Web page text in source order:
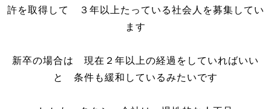
許を取得して ３年以上たっている社会人を募集してい
ます
新卒の場合は 現在２年以上の経過をしていればいい
と 条件も緩和しているみたいです